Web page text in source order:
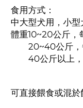
食用方式：
中大型犬用，小
體重10~20公斤，
20~40公斤，
40公斤以上，
可直接餵食或混於